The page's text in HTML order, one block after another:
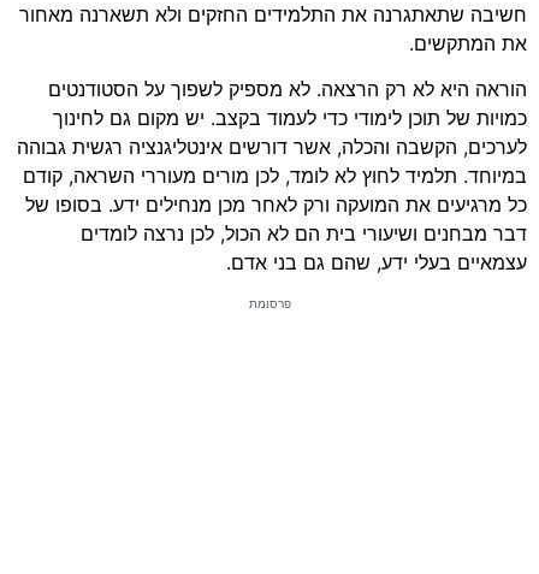
חשיבה שתאתגרנה את התלמידים החזקים ולא תשארנה מאחור
את המתקשים.
הוראה היא לא רק הרצאה. לא מספיק לשפוך על הסטודנטים
כמויות של תוכן לימודי כדי לעמוד בקצב. יש מקום גם לחינוך
לערכים, הקשבה והכלה, אשר דורשים אינטליגנציה רגשית גבוהה
במיוחד. תלמיד לחוץ לא לומד, לכן מורים מעוררי השראה, קודם
כל מרגיעים את המועקה ורק לאחר מכן מנחילים ידע. בסופו של
דבר מבחנים ושיעורי בית הם לא הכול, לכן נרצה לומדים
עצמאיים בעלי ידע, שהם גם בני אדם.
פרסומת